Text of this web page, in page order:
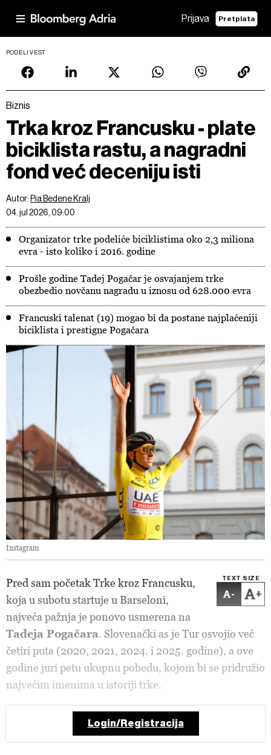
Prijava Pretplata
PODELI VEST
Biznis
Trka kroz Francusku - plate
biciklista rastu, a nagradni
fond već deceniju isti
Autor: Pia Bedene Kralj
04. jul 2026, 09:00
Organizator trke podeliće biciklistima oko 2,3 miliona
evra - isto koliko i 2016. godine
Prošle godine Tadej Pogačar je osvajanjem trke
obezbedio novčanu nagradu u iznosu od 628.000 evra
Francuski talenat (19) mogao bi da postane najplaćeniji
biciklista i prestigne Pogačara
Instagram
TEXT SIZE
- +
Pred sam početak Trke kroz Francusku,
koja u subotu startuje u Barseloni,
najveća pažnja je ponovo usmerena na
Tadeja Pogačara. Slovenački as je Tur osvojio već
četiri puta (2020, 2021, 2024. i 2025. godine), a ove
godine juri petu ukupnu pobedu, kojom bi se pridružio
najvećim imenima u istoriji trke.
Login/Registracija